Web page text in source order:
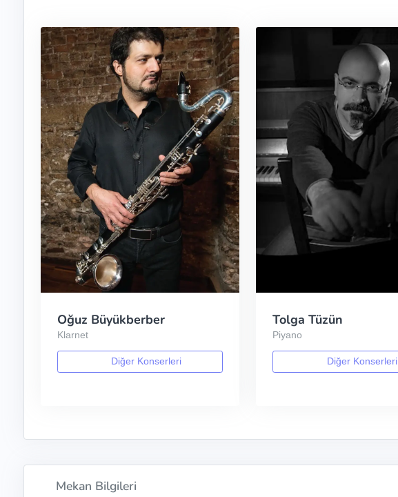
Oğuz Büyükberber
Klarnet
Diğer Konserleri
Tolga Tüzün
Piyano
Diğer Konserleri
Mekan Bilgileri